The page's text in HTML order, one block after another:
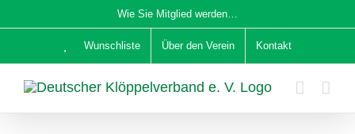
Inhalt
Wie Sie Mitglied werden…
Wunschliste Über den Verein Kontakt